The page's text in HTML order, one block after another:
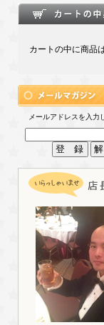
カートの中に商品
メールアドレスを入力